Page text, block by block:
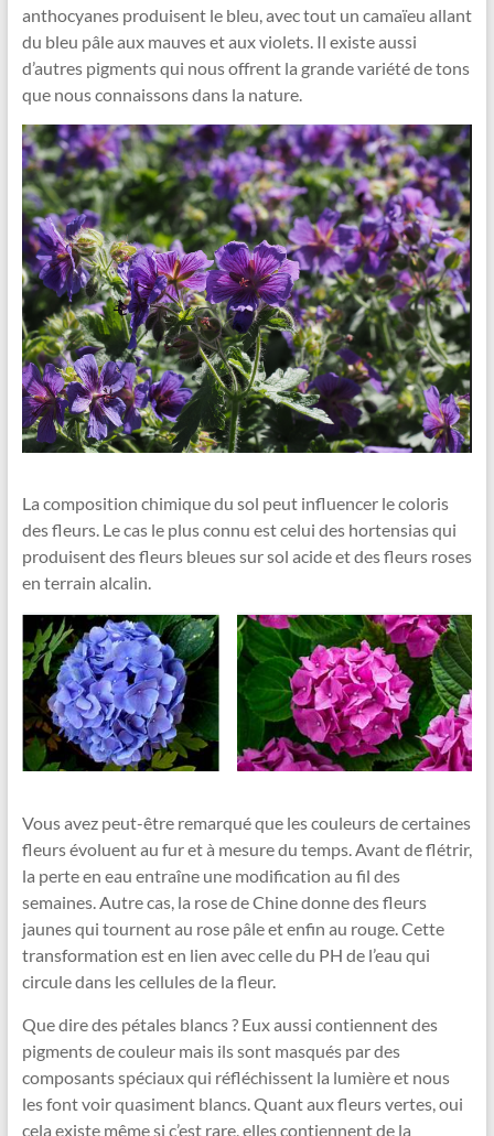
anthocyanes produisent le bleu, avec tout un camaïeu allant
du bleu pâle aux mauves et aux violets. Il existe aussi
d’autres pigments qui nous offrent la grande variété de tons
que nous connaissons dans la nature.
La composition chimique du sol peut influencer le coloris
des fleurs. Le cas le plus connu est celui des hortensias qui
produisent des fleurs bleues sur sol acide et des fleurs roses
en terrain alcalin.
Vous avez peut-être remarqué que les couleurs de certaines
fleurs évoluent au fur et à mesure du temps. Avant de flétrir,
la perte en eau entraîne une modification au fil des
semaines. Autre cas, la rose de Chine donne des fleurs
jaunes qui tournent au rose pâle et enfin au rouge. Cette
transformation est en lien avec celle du PH de l’eau qui
circule dans les cellules de la fleur.
Que dire des pétales blancs ? Eux aussi contiennent des
pigments de couleur mais ils sont masqués par des
composants spéciaux qui réfléchissent la lumière et nous
les font voir quasiment blancs. Quant aux fleurs vertes, oui
cela existe même si c’est rare, elles contiennent de la